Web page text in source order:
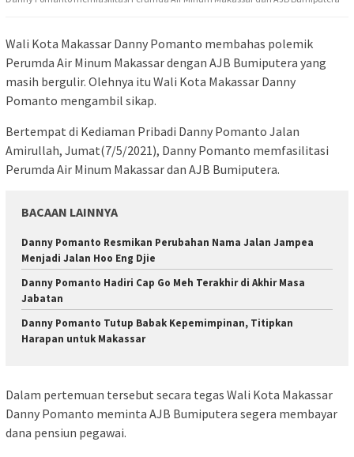
Wali Kota Makassar Danny Pomanto membahas polemik
Perumda Air Minum Makassar dengan AJB Bumiputera yang
masih bergulir. Olehnya itu Wali Kota Makassar Danny
Pomanto mengambil sikap.
Bertempat di Kediaman Pribadi Danny Pomanto Jalan
Amirullah, Jumat(7/5/2021), Danny Pomanto memfasilitasi
Perumda Air Minum Makassar dan AJB Bumiputera.
BACAAN LAINNYA
Danny Pomanto Resmikan Perubahan Nama Jalan Jampea
Menjadi Jalan Hoo Eng Djie
Danny Pomanto Hadiri Cap Go Meh Terakhir di Akhir Masa
Jabatan
Danny Pomanto Tutup Babak Kepemimpinan, Titipkan
Harapan untuk Makassar
Dalam pertemuan tersebut secara tegas Wali Kota Makassar
Danny Pomanto meminta AJB Bumiputera segera membayar
dana pensiun pegawai.